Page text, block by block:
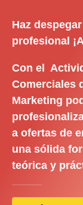
Haz
profesional
Con el
Comerciales
Marketing
a ofertas de
una sólida
teórica y